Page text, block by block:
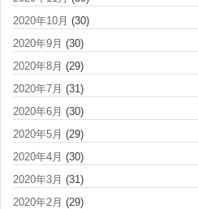
2020年10月 (30)
2020年9月 (30)
2020年8月 (29)
2020年7月 (31)
2020年6月 (30)
2020年5月 (29)
2020年4月 (30)
2020年3月 (31)
2020年2月 (29)